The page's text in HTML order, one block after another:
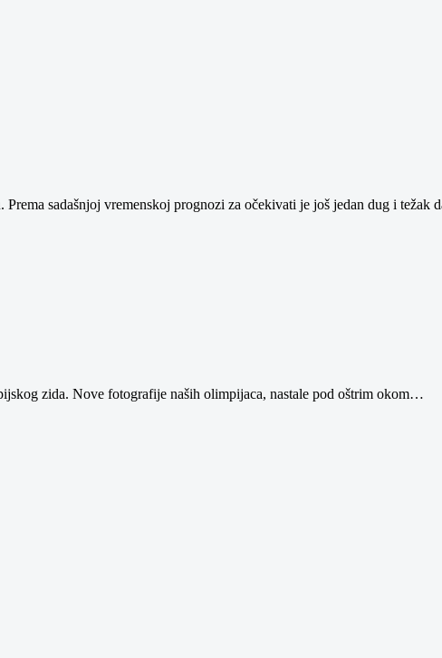
sadašnjoj vremenskoj prognozi za očekivati je još jedan dug i težak
zida. Nove fotografije naših olimpijaca, nastale pod oštrim okom…